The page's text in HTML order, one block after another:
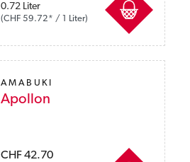
0.72 Liter
(CHF 59.72* / 1 Liter)
AMABUKI
Apollon
CHF 42.70
Preise inkl. MwSt. zzgl. Versandkosten